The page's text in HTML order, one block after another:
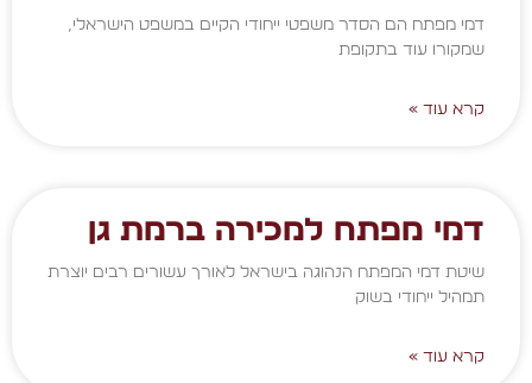
דמי מפתח הם הסדר משפטי ייחודי הקיים במשפט הישראלי,
שמקורו עוד בתקופת
קרא עוד »
דמי מפתח למכירה ברמת גן
שיטת דמי המפתח הנהוגה בישראל לאורך עשורים רבים יוצרת
תמהיל ייחודי בשוק
קרא עוד »